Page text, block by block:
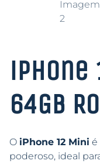
iPhone
64GB
O iPhone 12 Mini é
poderoso, ideal